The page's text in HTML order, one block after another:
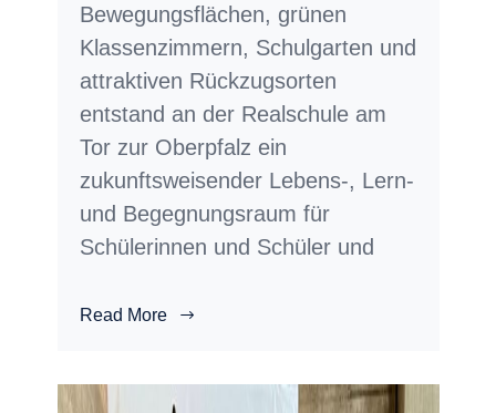
Bewegungsflächen, grünen
Klassenzimmern, Schulgarten und
attraktiven Rückzugsorten
entstand an der Realschule am
Tor zur Oberpfalz ein
zukunftsweisender Lebens-, Lern-
und Begegnungsraum für
Schülerinnen und Schüler und
Read More